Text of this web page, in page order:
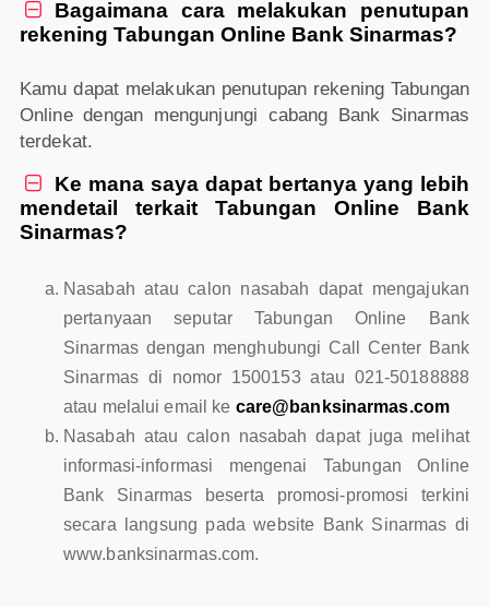

Bagaimana cara melakukan penutupan
rekening Tabungan Online Bank Sinarmas?
Kamu dapat melakukan penutupan rekening Tabungan
Online dengan mengunjungi cabang Bank Sinarmas
terdekat.

Ke mana saya dapat bertanya yang lebih
mendetail terkait Tabungan Online Bank
Sinarmas?
Nasabah atau calon nasabah dapat mengajukan
pertanyaan seputar Tabungan Online Bank
Sinarmas dengan menghubungi Call Center Bank
Sinarmas di nomor 1500153 atau 021-50188888
atau melalui email ke care@banksinarmas.com
Nasabah atau calon nasabah dapat juga melihat
informasi-informasi mengenai Tabungan Online
Bank Sinarmas beserta promosi-promosi terkini
secara langsung pada website Bank Sinarmas di
www.banksinarmas.com.